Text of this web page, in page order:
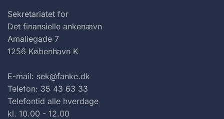
Sekretariatet for
Det finansielle ankenævn
Amaliegade 7
1256 København K
E-mail: sek@fanke.dk
Telefon: 35 43 63 33
Telefontid alle hverdage
kl. 10.00 - 12.00